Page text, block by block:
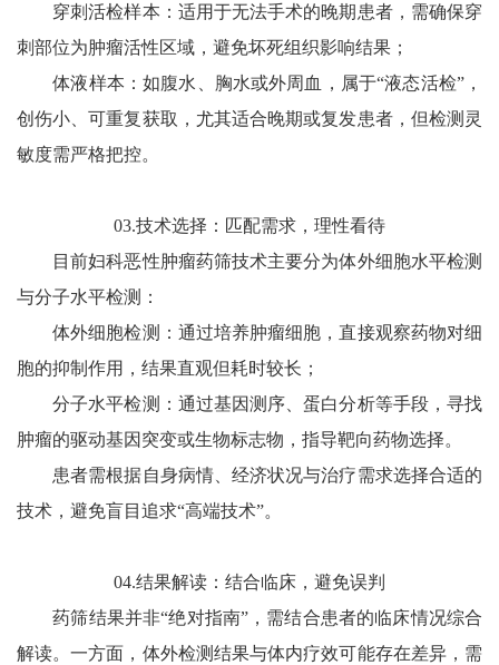
穿刺活检样本：适用于无法手术的晚期患者，需确保穿
刺部位为肿瘤活性区域，避免坏死组织影响结果；
体液样本：如腹水、胸水或外周血，属于“液态活检”，
创伤小、可重复获取，尤其适合晚期或复发患者，但检测灵
敏度需严格把控。
03.技术选择：匹配需求，理性看待
目前妇科恶性肿瘤药筛技术主要分为体外细胞水平检测
与分子水平检测：
体外细胞检测：通过培养肿瘤细胞，直接观察药物对细
胞的抑制作用，结果直观但耗时较长；
分子水平检测：通过基因测序、蛋白分析等手段，寻找
肿瘤的驱动基因突变或生物标志物，指导靶向药物选择。
患者需根据自身病情、经济状况与治疗需求选择合适的
技术，避免盲目追求“高端技术”。
04.结果解读：结合临床，避免误判
药筛结果并非“绝对指南”，需结合患者的临床情况综合
解读。一方面，体外检测结果与体内疗效可能存在差异，需